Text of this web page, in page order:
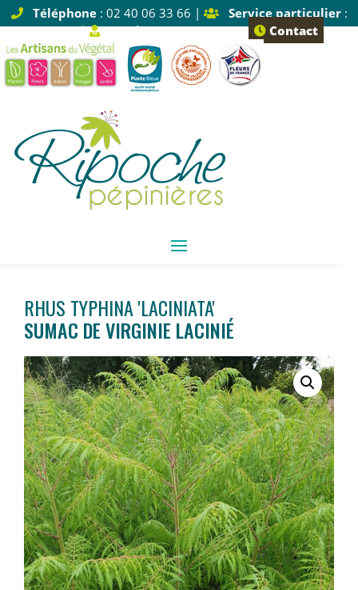
Téléphone: 02 40 06 33 66 | Service particulier:
Tapez 1 |
Service pro: Tapez 2 Contact
RHUS TYPHINA 'LACINIATA'
SUMAC DE VIRGINIE LACINIÉ